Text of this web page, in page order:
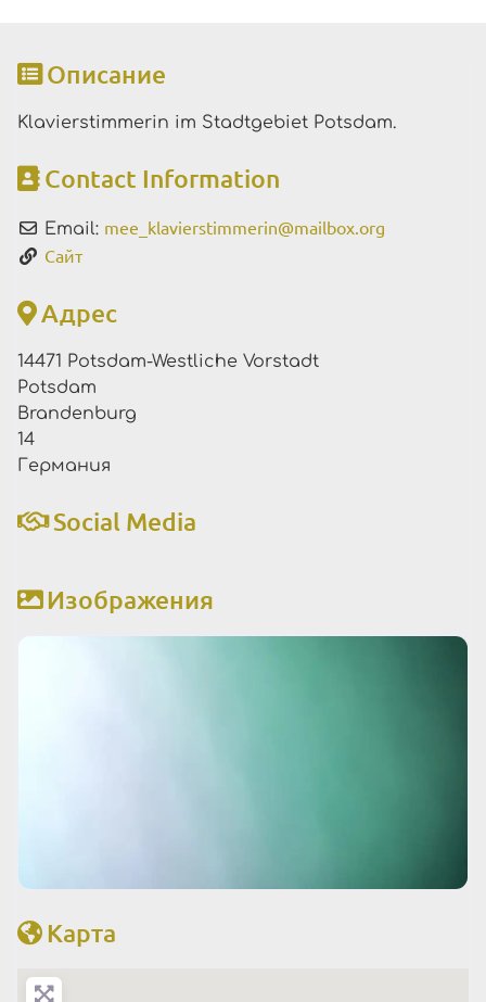
Описание
Klavierstimmerin im Stadtgebiet Potsdam.
Contact Information
Email: mee_klavierstimmerin@mailbox.org
Сайт
Адрес
14471 Potsdam-Westliche Vorstadt
Potsdam
Brandenburg
14
Германия
Social Media
Изображения
Карта